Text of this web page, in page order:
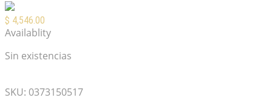
$ 4,546.00
Availablity
Sin existencias
SKU: 0373150517